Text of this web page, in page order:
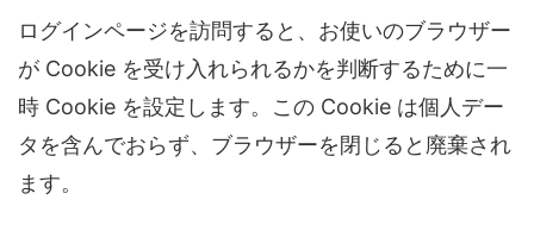
ログインページを訪問すると、お使いのブラウザー
が Cookie を受け入れられるかを判断するために一
時 Cookie を設定します。この Cookie は個人デー
タを含んでおらず、ブラウザーを閉じると廃棄され
ます。